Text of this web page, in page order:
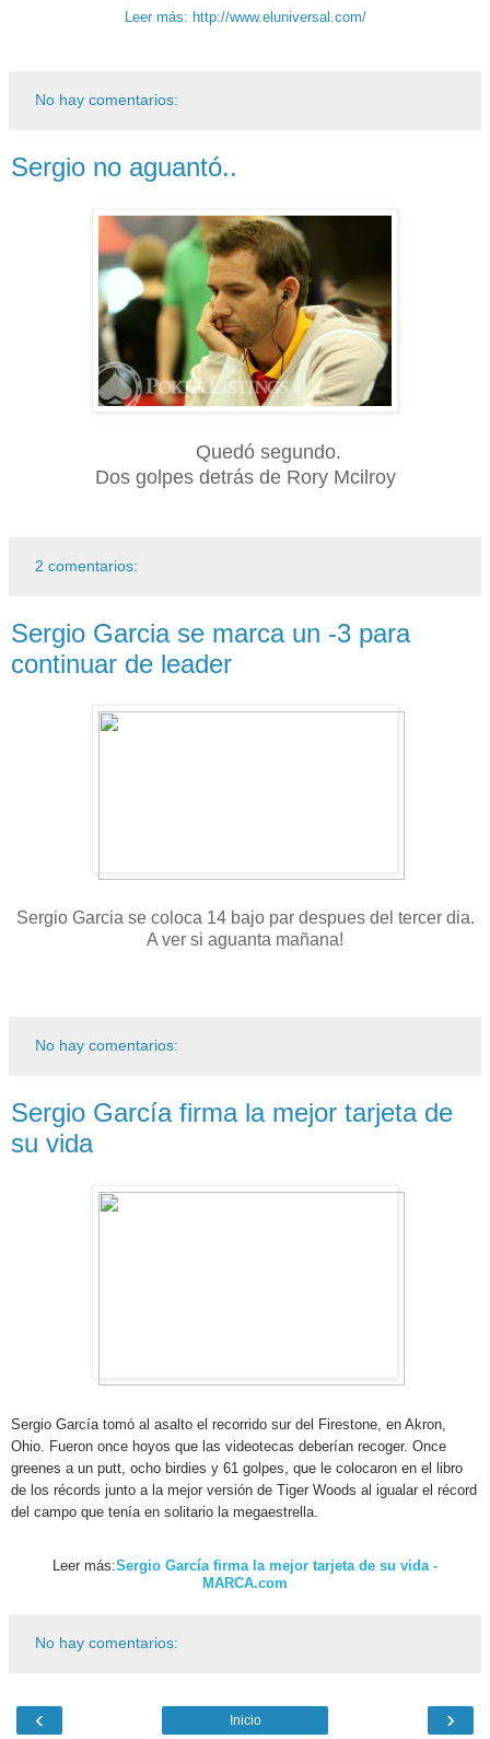
Leer más: http://www.eluniversal.com/
No hay comentarios:
Sergio no aguantó..
Quedó segundo.
Dos golpes detrás de Rory Mcilroy
2 comentarios:
Sergio Garcia se marca un -3 para
continuar de leader
Sergio Garcia se coloca 14 bajo par despues del tercer dia.
A ver si aguanta mañana!
No hay comentarios:
Sergio García firma la mejor tarjeta de
su vida
Sergio García tomó al asalto el recorrido sur del Firestone, en Akron,
Ohio. Fueron once hoyos que las videotecas deberían recoger. Once
greenes a un putt, ocho birdies y 61 golpes, que le colocaron en el libro
de los récords junto a la mejor versión de Tiger Woods al igualar el récord
del campo que tenía en solitario la megaestrella.
Leer más:Sergio García firma la mejor tarjeta de su vida -
MARCA.com
No hay comentarios:
‹ ›
Inicio